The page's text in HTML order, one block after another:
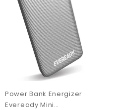
Power Bank Energizer
Eveready Mini